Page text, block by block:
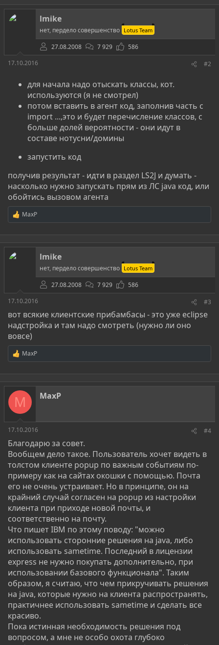
lmike
нет, пердело совершенство Lotus Team
27.08.2008 7 929
586
17.10.2016
#2
для начала надо отыскать классы, кот.
используются (я не смотрел)
потом вставить в агент код, заполнив часть c
import ...,это и будет перечисление классов, с
больше долей вероятности - они идут в
составе нотусни/домины
запустить код
получив результат - идти в раздел LS2J и думать -
насколько нужно запускать прям из ЛС java код, или
обойтись вызовом агента
Р
е
а
к
ц
и
MaxP
lmike
нет, пердело совершенство Lotus Team
27.08.2008 7 929
586
17.10.2016
#3
вот всякие клиентские прибамбасы - это уже eclipse
надстройка и там надо смотреть (нужно ли оно
вовсе)
Р
е
а
к
ц
и
:
MaxP
M MaxP
17.10.2016 #4
Благодарю за совет.
Вообщем дело такое. Пользователь хочет видеть в
толстом клиенте popup по важным событиям по-
примеру как на сайтах окошки с помощью. Почта
его не очень устраивает. Но в принципе, он на
крайний случай согласен на popup из настройки
клиента при приходе новой почты, и
соответственно на почту.
Что пишет IBM по этому поводу: "можно
использовать сторонние решения на java, либо
использовать sametime. Последний в лицензии
express не нужно покупать дополнительно, при
использовании базового функционала". Таким
образом, я считаю, что чем прикручивать решения
на java, которые нужно на клиента распространять,
практичнее использовать sametime и сделать все
красиво.
Пока истинная необходимость решения под
вопросом, а мне не особо охота глубоко